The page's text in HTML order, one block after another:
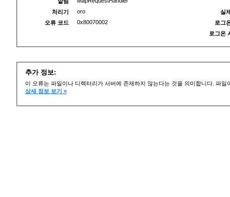
처리기
oro
오류 코드
0x80070002
실
로그
로그온
추가 정보:
이 오류는 파일이나 디렉터리가 서버에 존재하지 않는다는 것을 의미합니다. 파
상세 정보 보기 »